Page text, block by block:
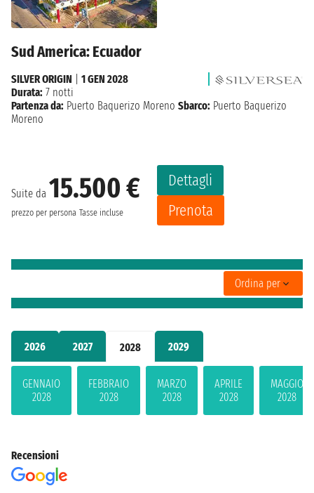
2026 2027 2028 2029
GENNAIO
2028
FEBBRAIO
2028
MARZO
2028
APRILE
2028
MAGGIO
2028
Sud America: Ecuador
Suite da 15.500 €
prezzo per persona Tasse incluse
Dettagli
Prenota
SILVER ORIGIN
1 GEN 2028
Durata: 7 notti
Partenza da: Puerto Baquerizo Moreno Sbarco: Puerto Baquerizo
Moreno
Ordina per
Recensioni